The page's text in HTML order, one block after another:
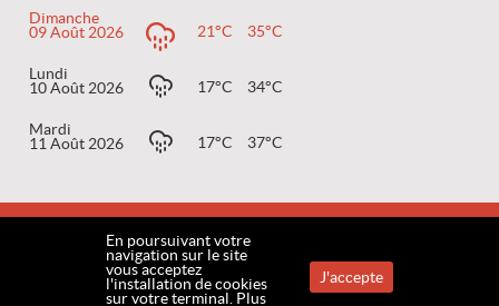
Dimanche
09 Août 2026
21°C 35°C
Lundi
10 Août 2026
17°C 34°C
Mardi
11 Août 2026
17°C 37°C
Accessibilité
En poursuivant votre
navigation sur le site
vous acceptez
l'installation de cookies
sur votre terminal. Plus
J'accepte